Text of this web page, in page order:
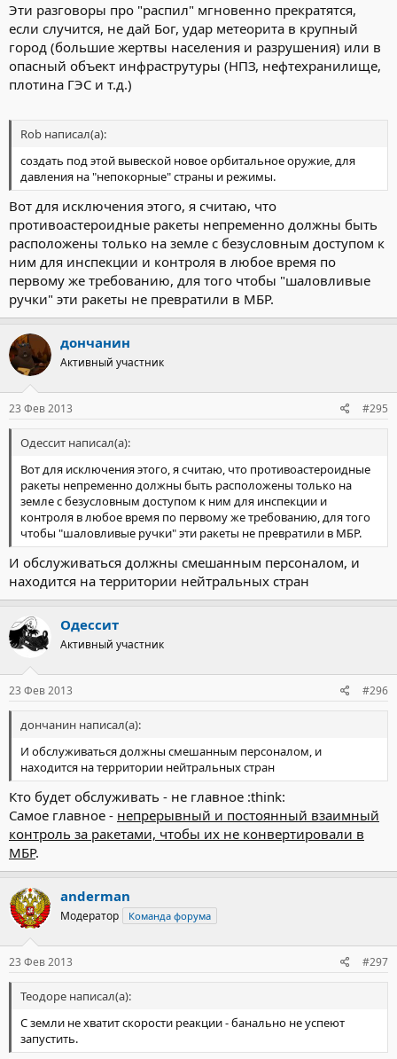
Эти разговоры про "распил" мгновенно прекратятся,
если случится, не дай Бог, удар метеорита в крупный
город (большие жертвы населения и разрушения) или в
опасный объект инфраструтуры (НПЗ, нефтехранилище,
плотина ГЭС и т.д.)
Rob написал(а):
создать под этой вывеской новое орбитальное оружие, для
давления на "непокорные" страны и режимы.
Вот для исключения этого, я считаю, что
противоастероидные ракеты непременно должны быть
расположены только на земле с безусловным доступом к
ним для инспекции и контроля в любое время по
первому же требованию, для того чтобы "шаловливые
ручки" эти ракеты не превратили в МБР.
дончанин
Активный участник
23 Фев 2013 #295
Одессит написал(а):
Вот для исключения этого, я считаю, что противоастероидные
ракеты непременно должны быть расположены только на
земле с безусловным доступом к ним для инспекции и
контроля в любое время по первому же требованию, для того
чтобы "шаловливые ручки" эти ракеты не превратили в МБР.
И обслуживаться должны смешанным персоналом, и
находится на территории нейтральных стран
Одессит
Активный участник
23 Фев 2013 #296
дончанин написал(а):
И обслуживаться должны смешанным персоналом, и
находится на территории нейтральных стран
Кто будет обслуживать - не главное :think:
Самое главное - непрерывный и постоянный взаимный
контроль за ракетами, чтобы их не конвертировали в
МБР.
anderman
Модератор Команда форума
23 Фев 2013 #297
Теодоре написал(а):
С земли не хватит скорости реакции - банально не успеют
запустить.